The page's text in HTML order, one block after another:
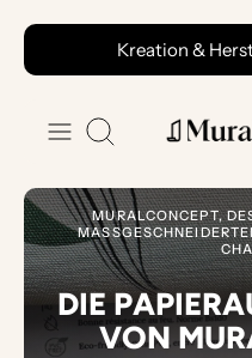
Zum
Inhalt
Kreation &
Suche
MURALCONCEPT,
DIE
VON